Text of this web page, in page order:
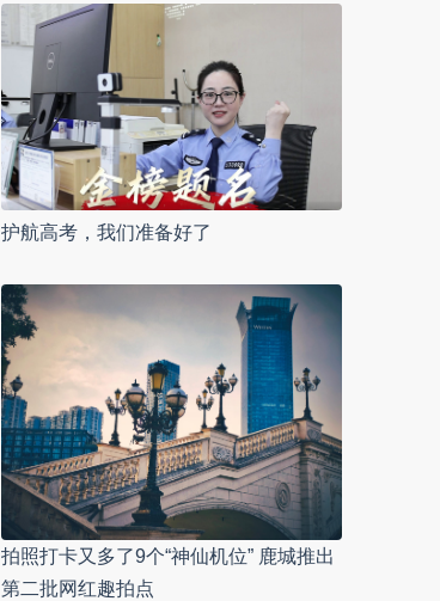
护航高考，我们准备好了
拍照打卡又多了9个“神仙机位” 鹿城推出
第二批网红趣拍点